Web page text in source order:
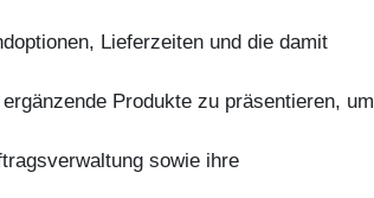
Lieferzeiten und die damit
Produkte zu präsentieren, um
sowie ihre